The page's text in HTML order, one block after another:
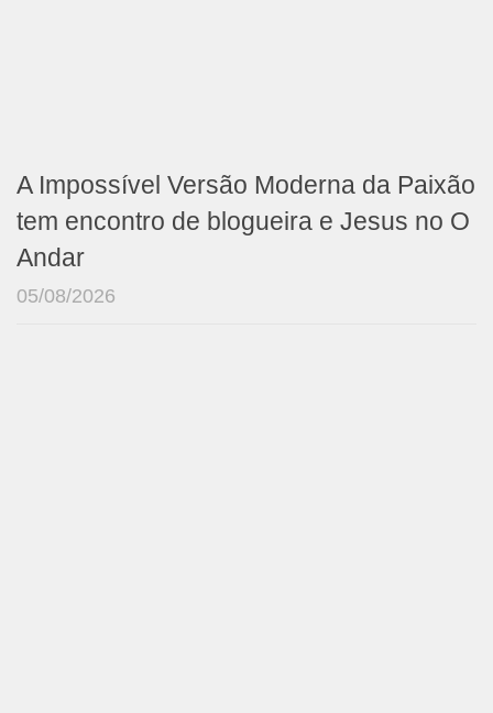
A Impossível Versão Moderna da Paixão
tem encontro de blogueira e Jesus no O
Andar
05/08/2026